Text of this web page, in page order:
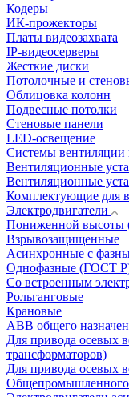
Кодеры
ИК-прожекторы
Платы видеозахвата
IP-видеосерверы
Жесткие диски
Потолочные и
Облицовка колонн
Подвесные потолки
Стеновые панели
LED-освещение
Системы вентиляции
Вентиляционные
Вентиляционные
Комплектующие для
Электродвигатели
Пониженной высоты
Взрывозащищенные
Асинхронные с
Однофазные (ГОСТ
Со встроенным
Рольганговые
Крановые
АВВ общего
Для привода осевых
трансформаторов)
Для привода
Общепромышленного